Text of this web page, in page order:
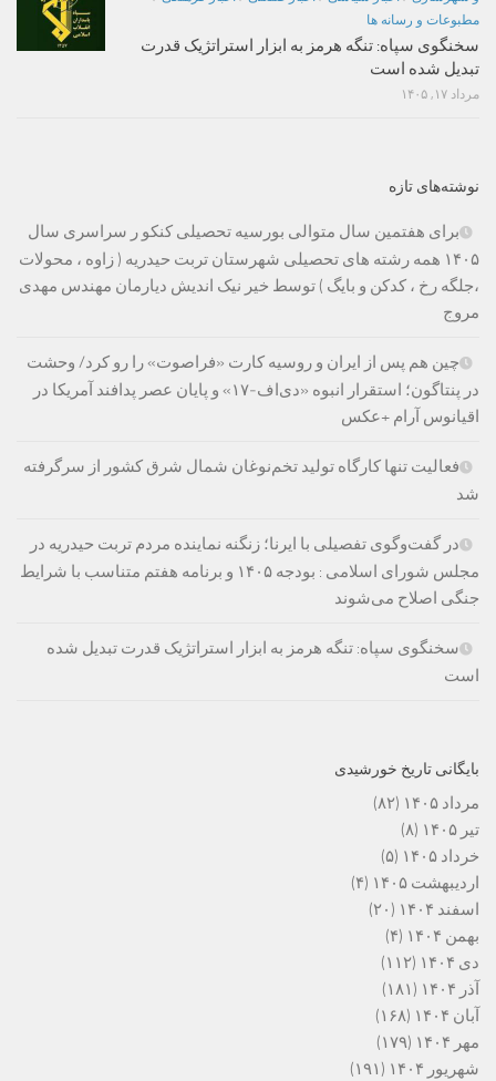
مطبوعات و رسانه ها
سخنگوی سپاه: تنگه هرمز به ابزار استراتژیک قدرت
تبدیل شده است
مرداد ۱۷, ۱۴۰۵
نوشته‌های تازه
برای هفتمین سال متوالی بورسیه تحصیلی کنکو ر سراسری سال
۱۴۰۵ همه رشته های تحصیلی شهرستان تربت حیدریه ( زاوه ، محولات
،جلگه رخ ، کدکن و بایگ ) توسط خیر نیک اندیش دیارمان مهندس مهدی
مروج
چین هم پس از ایران و روسیه کارت «فراصوت» را رو کرد/ وحشت
در پنتاگون؛ استقرار انبوه «دی‌اف‑۱۷» و پایان عصر پدافند آمریکا در
اقیانوس آرام +عکس
فعالیت تنها کارگاه تولید تخم‌نوغان شمال شرق کشور از سرگرفته
شد
در گفت‌وگوی تفصیلی با ایرنا؛ زنگنه نماینده مردم تربت حیدریه در
مجلس شورای اسلامی : بودجه ۱۴۰۵ و برنامه هفتم متناسب با شرایط
جنگی اصلاح می‌شوند
سخنگوی سپاه: تنگه هرمز به ابزار استراتژیک قدرت تبدیل شده
است
بایگانی تاریخ خورشیدی
مرداد ۱۴۰۵
(۸۲)
تیر ۱۴۰۵
(۸)
خرداد ۱۴۰۵
(۵)
اردیبهشت ۱۴۰۵
(۴)
اسفند ۱۴۰۴
(۲۰)
بهمن ۱۴۰۴
(۴)
دی ۱۴۰۴
(۱۱۲)
آذر ۱۴۰۴
(۱۸۱)
آبان ۱۴۰۴
(۱۶۸)
مهر ۱۴۰۴
(۱۷۹)
شهریور ۱۴۰۴
(۱۹۱)